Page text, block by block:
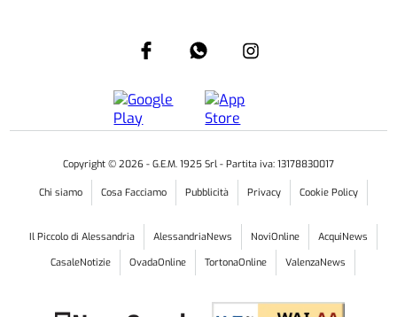
Copyright © 2026 - G.E.M. 1925 Srl - Partita iva: 13178830017
Chi siamo Cosa Facciamo Pubblicità Privacy Cookie Policy
Il Piccolo di Alessandria AlessandriaNews NoviOnline
AcquiNews
CasaleNotizie
OvadaOnline TortonaOnline ValenzaNews